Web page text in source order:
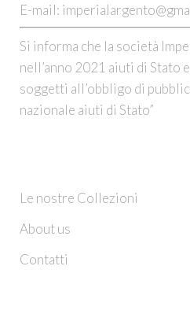
E-mail:
Si informa che la società
nell’anno 2021 aiuti di Stato
soggetti all’obbligo di
nazionale aiuti di Stato”
Le nostre Collezioni
About us
Contatti